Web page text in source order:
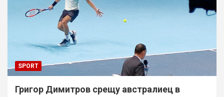
SPORT
Григор Димитров срещу австралиец в